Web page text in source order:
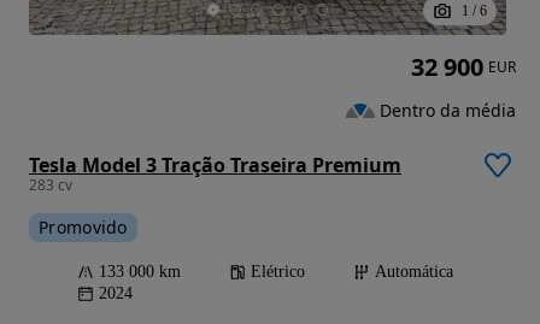
1 / 6
Tesla Model 3 Tração Traseira Premium
283 cv
Promovido
133 000 km Elétrico
Automática
2024
32 900 EUR
Dentro da média